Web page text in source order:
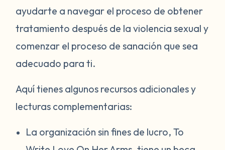
ayudarte a navegar el proceso de obtener
tratamiento después de la violencia sexual y
comenzar el proceso de sanación que sea
adecuado para ti.
Aquí tienes algunos recursos adicionales y
lecturas complementarias:
La organización sin fines de lucro, To